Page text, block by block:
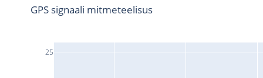
25
GPS signaali mitmeteelisus